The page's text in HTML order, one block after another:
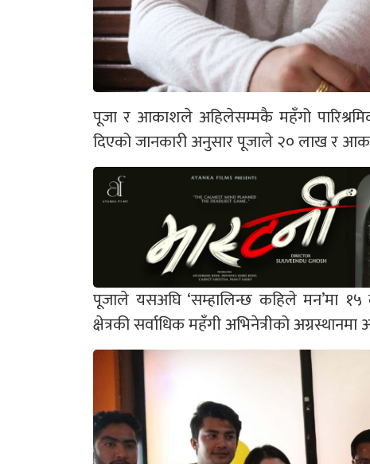
पूजा र आकाशले अहिलेसम्मकै महँगो
दिएको जानकारी अनुसार पूजाले २० लाख र
पूजाले यसअघि ‘सम्हालिन्छ कहिले मन’मा
क्षेत्रकी सर्वाधिक महँगी अभिनेत्रीको